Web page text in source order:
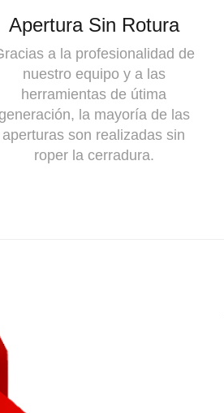
Apertura Sin Rotura
a la profesionalidad de
nuestro equipo y a las
herramientas de útima
la mayoría de las
aperturas son realizadas sin
roper la cerradura.